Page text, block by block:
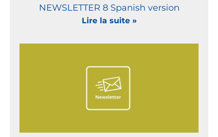
NEWSLETTER 8 Spanish version
Lire la suite »